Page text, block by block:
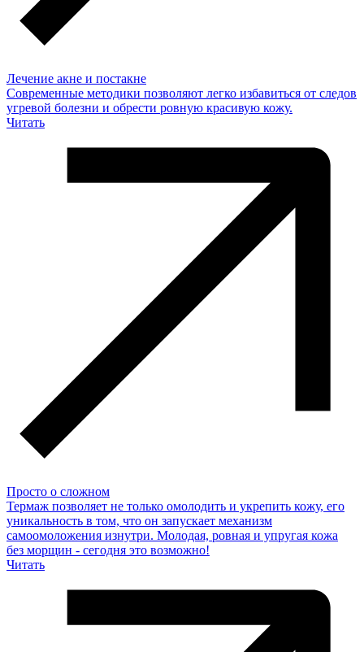
Лечение акне и постакне
Современные методики позволяют легко избавиться от следов
угревой болезни и обрести ровную красивую кожу.
Читать
Просто о сложном
Термаж позволяет не только омолодить и укрепить кожу, его
уникальность в том, что он запускает механизм
самоомоложения изнутри. Молодая, ровная и упругая кожа
без морщин - сегодня это возможно!
Читать